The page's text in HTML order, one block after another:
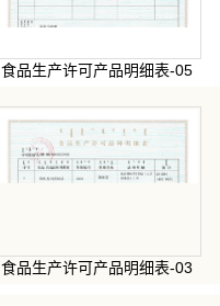
食品生产许可产品明细表-05
食品生产许可产品明细表-03